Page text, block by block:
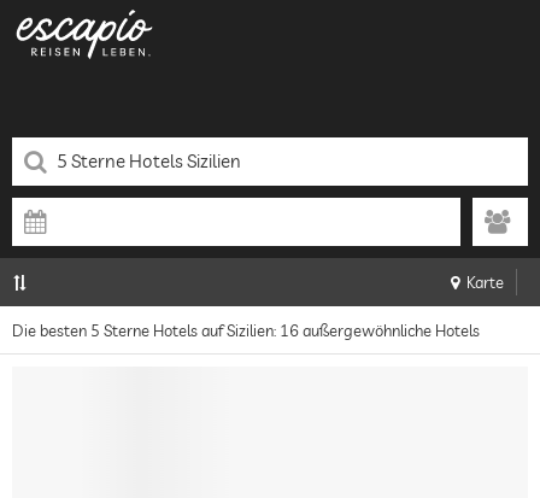
Karte
Die besten 5 Sterne Hotels auf Sizilien: 16 außergewöhnliche Hotels